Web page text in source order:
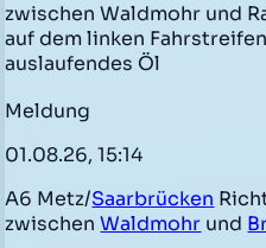
zwischen Waldmohr und
auf dem linken
auslaufendes Öl
Meldung
01.08.26, 15:14
A6 Metz/Saarbrücken
zwischenWaldmohr und